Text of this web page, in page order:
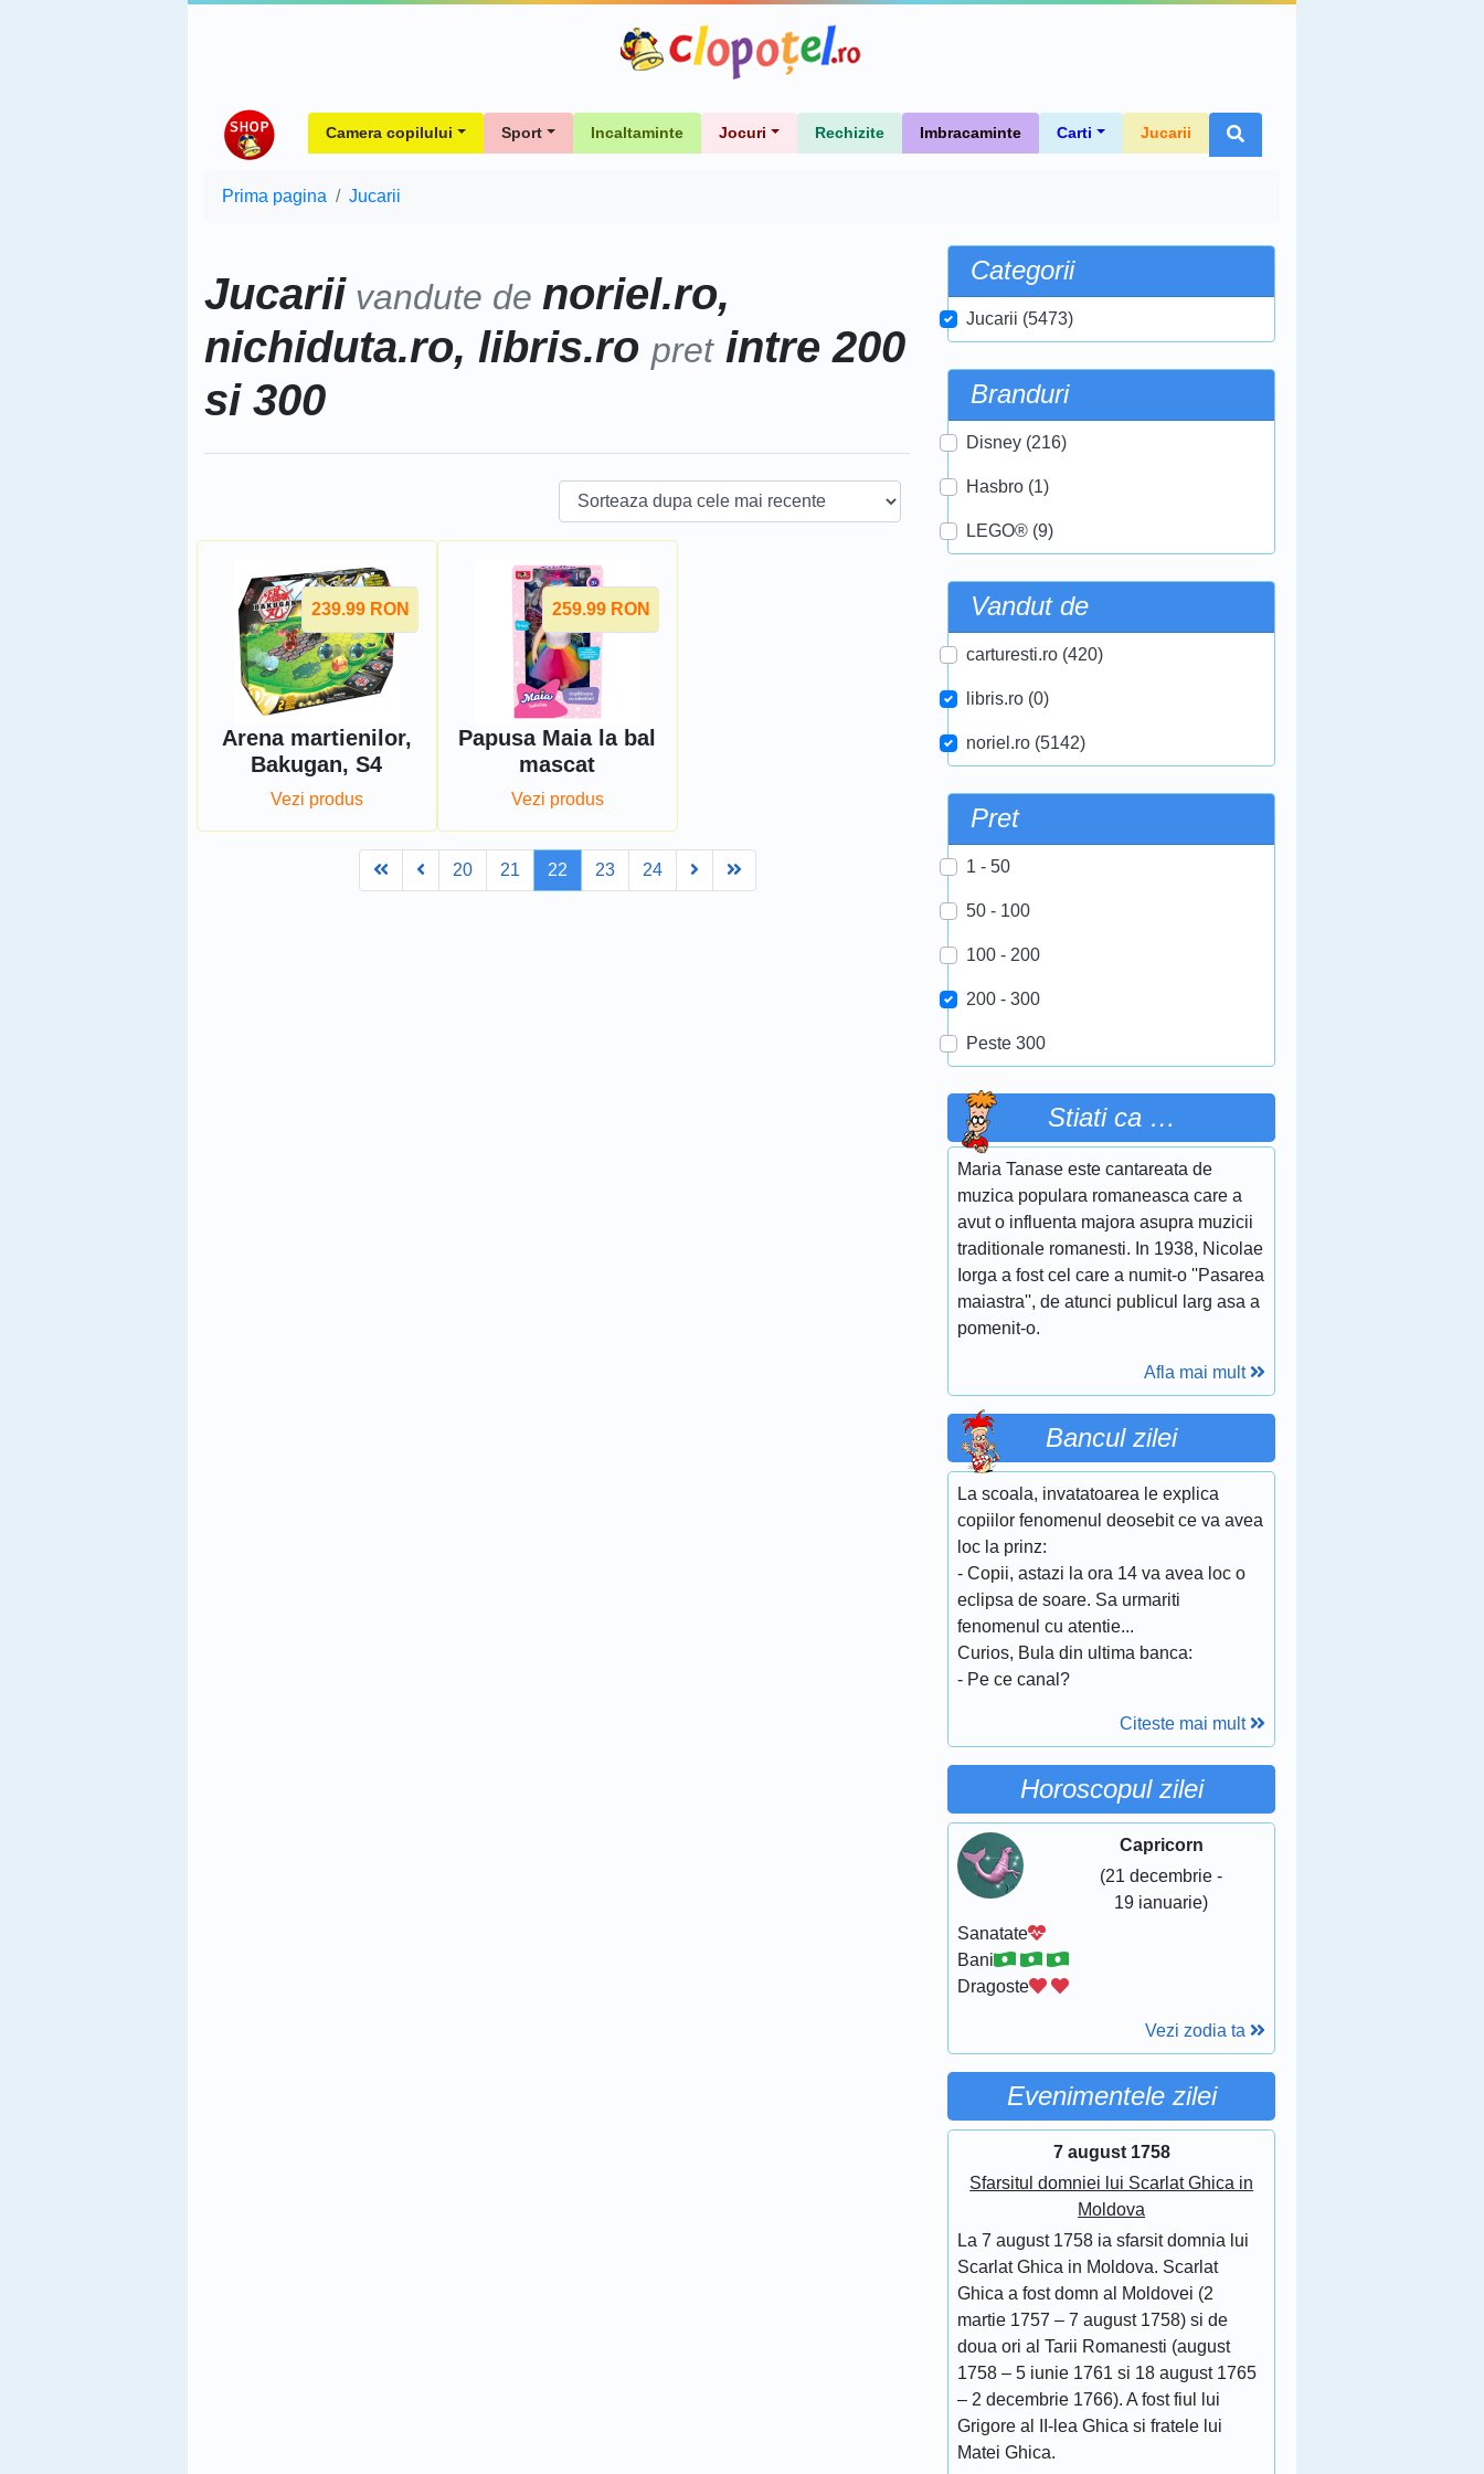
Camera copilului Sport Incaltaminte Jocuri Rechizite Imbracaminte Carti Jucarii
Prima pagina Jucarii
Jucarii vandute de noriel.ro,
nichiduta.ro, libris.ro pretintre 200
si 300
239.99 RON
Arena martienilor,
Bakugan, S4
Vezi produs
259.99 RON
Papusa Maia la bal
mascat
Vezi produs
FirstPrev20 21 22 23 24 Next Last
Categorii
Jucarii (5473)
Branduri
Disney (216)
Hasbro (1)
LEGO® (9)
Vandut de
carturesti.ro (420)
libris.ro (0)
noriel.ro (5142)
Pret
1 - 50
50 - 100
100 - 200
200 - 300
Peste 300
Stiati ca …
Maria Tanase este cantareata de
muzica populara romaneasca care a
avut o influenta majora asupra muzicii
traditionale romanesti. In 1938, Nicolae
Iorga a fost cel care a numit-o ''Pasarea
maiastra'', de atunci publicul larg asa a
pomenit-o.
Afla mai mult
Bancul zilei
La scoala, invatatoarea le explica
copiilor fenomenul deosebit ce va avea
loc la prinz:
- Copii, astazi la ora 14 va avea loc o
eclipsa de soare. Sa urmariti
fenomenul cu atentie...
Curios, Bula din ultima banca:
- Pe ce canal?
Citeste mai mult
Horoscopul zilei
Capricorn
(21 decembrie -
19 ianuarie)
Sanatate
Bani
Dragoste
Vezi zodia ta
Evenimentele zilei
7 august 1758
Sfarsitul domniei lui Scarlat Ghica in
Moldova
La 7 august 1758 ia sfarsit domnia lui
Scarlat Ghica in Moldova. Scarlat
Ghica a fost domn al Moldovei (2
martie 1757 – 7 august 1758) si de
doua ori al Tarii Romanesti (august
1758 – 5 iunie 1761 si 18 august 1765
– 2 decembrie 1766). A fost fiul lui
Grigore al II-lea Ghica si fratele lui
Matei Ghica.